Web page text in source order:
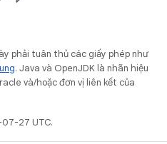
phải tuân thủ các giấy phép như
. Java và OpenJDK là nhãn hiệu
và/hoặc đơn vị liên kết của
27 UTC.